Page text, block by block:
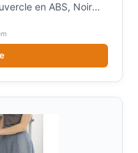
en ABS, Noir